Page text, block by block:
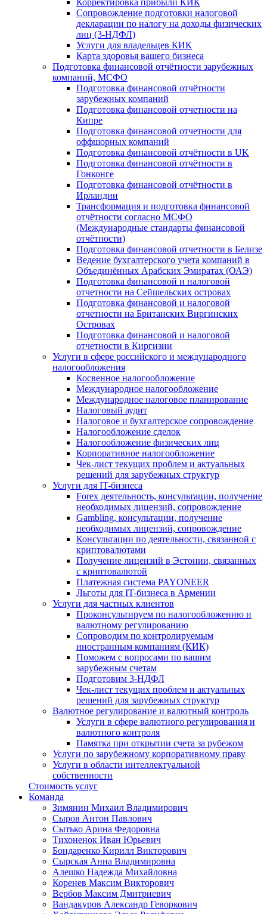
Корректировка прибыли КИК
Сопровождение подготовки налоговой
декларации по налогу на доходы физических
лиц (3-НДФЛ)
Услуги для владельцев КИК
Карта здоровья вашего бизнеса
Подготовка финансовой отчётности зарубежных
компаний, МСФО
Подготовка финансовой отчётности
зарубежных компаний
Подготовка финансовой отчетности на
Кипре
Подготовка финансовой отчетности для
оффшорных компаний
Подготовка финансовой отчётности в UK
Подготовка финансовой отчётности в
Гонконге
Подготовка финансовой отчётности в
Ирландии
Трансформация и подготовка финансовой
отчётности согласно МСФО
(Международные стандарты финансовой
отчётности)
Подготовка финансовой отчетности в Белизе
Ведение бухгалтерского учета компаний в
Объединённых Арабских Эмиратах (ОАЭ)
Подготовка финансовой и налоговой
отчетности на Сейшельских островах
Подготовка финансовой и налоговой
отчетности на Британских Виргинских
Островах
Подготовка финансовой и налоговой
отчетности в Киргизии
Услуги в сфере российского и международного
налогообложения
Косвенное налогообложение
Международное налогообложение
Международное налоговое планирование
Налоговый аудит
Налоговое и бухгалтерское сопровождение
Налогообложение сделок
Налогообложение физических лиц
Корпоративное налогообложение
Чек-лист текущих проблем и актуальных
решений для зарубежных структур
Услуги для IT-бизнеса
Forex деятельность, консультации, получение
необходимых лицензий, сопровождение
Gambling, консультации, получение
необходимых лицензий, сопровождение
Консультации по деятельности, связанной с
криптовалютами
Получение лицензий в Эстонии, связанных
с криптовалютой
Платежная система PAYONEER
Льготы для IT-бизнеса в Армении
Услуги для частных клиентов
Проконсультируем по налогообложению и
валютному регулированию
Сопроводим по контролируемым
иностранным компаниям (КИК)
Поможем с вопросами по вашим
зарубежным счетам
Подготовим 3-НДФЛ
Чек-лист текущих проблем и актуальных
решений для зарубежных структур
Валютное регулирование и валютный контроль
Услуги в сфере валютного регулирования и
валютного контроля
Памятка при открытии счета за рубежом
Услуги по зарубежному корпоративному праву
Услуги в области интеллектуальной
собственности
Стоимость услуг
Команда
Зимянин Михаил Владимирович
Сыров Антон Павлович
Сытько Арина Федоровна
Тихоненок Иван Юрьевич
Бондаренко Кирилл Викторович
Сырская Анна Владимировна
Алешко Надежда Михайловна
Коренев Максим Викторович
Вербов Максим Дмитриевич
Вандакуров Александр Геворкович